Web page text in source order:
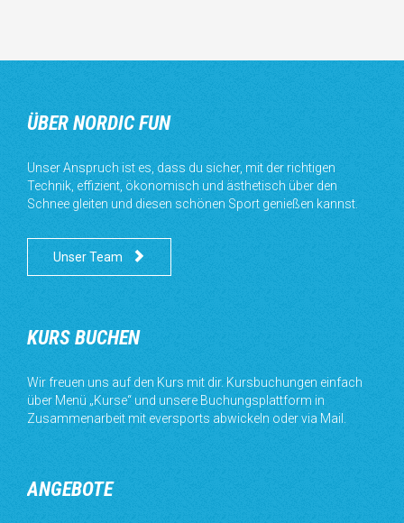
ÜBER NORDIC FUN
Unser Anspruch ist es, dass du sicher, mit der richtigen
Technik, effizient, ökonomisch und ästhetisch über den
Schnee gleiten und diesen schönen Sport genießen kannst.
Unser Team 
KURS BUCHEN
Wir freuen uns auf den Kurs mit dir. Kursbuchungen einfach
über Menü „Kurse“ und unsere Buchungsplattform in
Zusammenarbeit mit eversports abwickeln oder via Mail.
ANGEBOTE